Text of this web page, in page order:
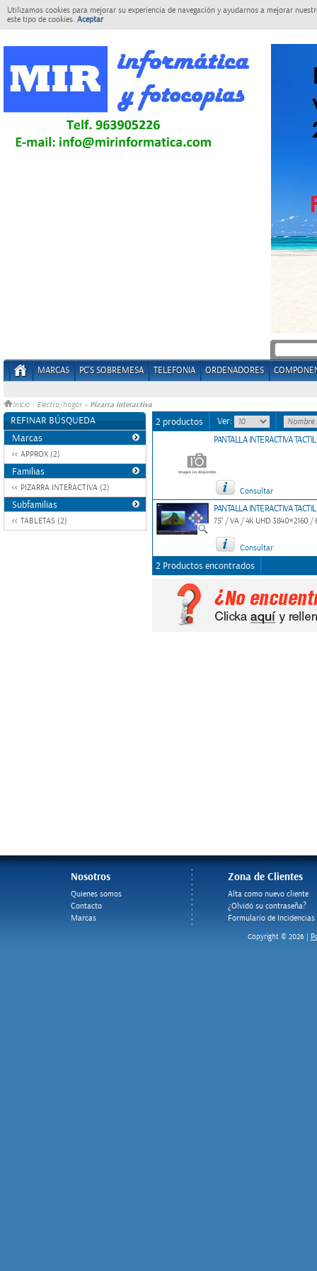
Utilizamos cookies para mejorar su experiencia de navegación y ayudarnos a mejorar
este tipo de cookies. Aceptar
MARCAS PC'S SOBREMESA TELEFONIA ORDENADORES
Inicio > Electro/hogar » Pizarra interactiva
REFINAR BÚSQUEDA
Marcas
APPROX (2)
Familias
PIZARRA INTERACTIVA (2)
Subfamilias
TABLETAS (2)
2 productos Ver:
PANTALLA INTERACTIVA
Consultar
PANTALLA INTERACTIVA
75" / VA / 4K UHD 3840×2160 /
Consultar
2 Productos encontrados
Nosotros
Quienes somos
Contacto
Marcas
Zona de Clientes
Alta como nuevo cliente
¿Olvidó su contraseña?
Formulario de Incidencias
Copyright © 2026 |